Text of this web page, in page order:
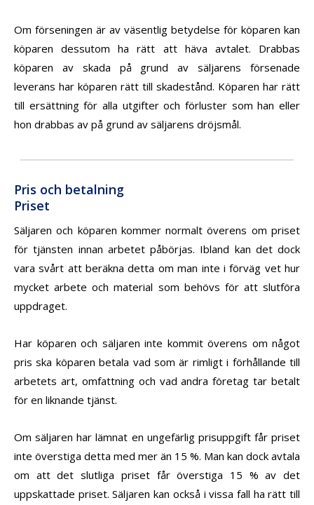
Om förseningen är av väsentlig betydelse för köparen kan
köparen dessutom ha rätt att häva avtalet. Drabbas
köparen av skada på grund av säljarens försenade
leverans har köparen rätt till skadestånd. Köparen har rätt
till ersättning för alla utgifter och förluster som han eller
hon drabbas av på grund av säljarens dröjsmål.
Pris och betalning
Priset
Säljaren och köparen kommer normalt överens om priset
för tjänsten innan arbetet påbörjas. Ibland kan det dock
vara svårt att beräkna detta om man inte i förväg vet hur
mycket arbete och material som behövs för att slutföra
uppdraget.
Har köparen och säljaren inte kommit överens om något
pris ska köparen betala vad som är rimligt i förhållande till
arbetets art, omfattning och vad andra företag tar betalt
för en liknande tjänst.
Om säljaren har lämnat en ungefärlig prisuppgift får priset
inte överstiga detta med mer än 15 %. Man kan dock avtala
om att det slutliga priset får överstiga 15 % av det
uppskattade priset. Säljaren kan också i vissa fall ha rätt till